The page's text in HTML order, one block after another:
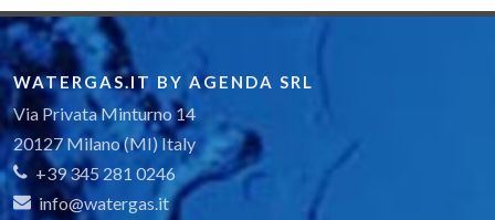
WATERGAS.IT BY AGENDA SRL
Via Privata Minturno 14
20127 Milano (MI) Italy
+39 345 281 0246
info@watergas.it